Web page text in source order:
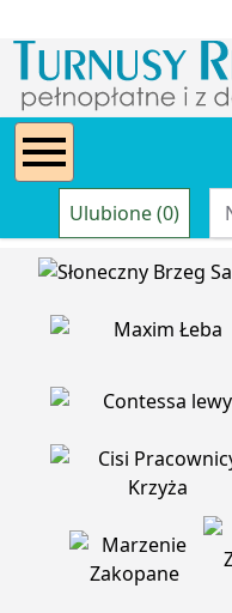
Ulubione (0)